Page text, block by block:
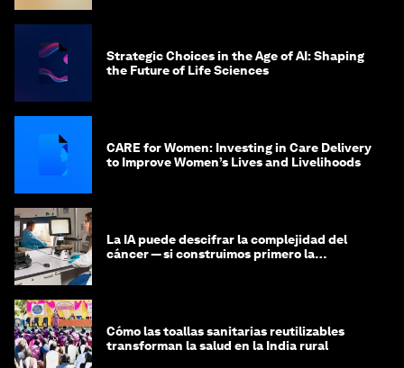
Strategic Choices in the Age of AI: Shaping
the Future of Life Sciences
CARE for Women: Investing in Care Delivery
to Improve Women’s Lives and Livelihoods
La IA puede descifrar la complejidad del
cáncer — si construimos primero la
Cómo las toallas sanitarias reutilizables
transforman la salud en la India rural